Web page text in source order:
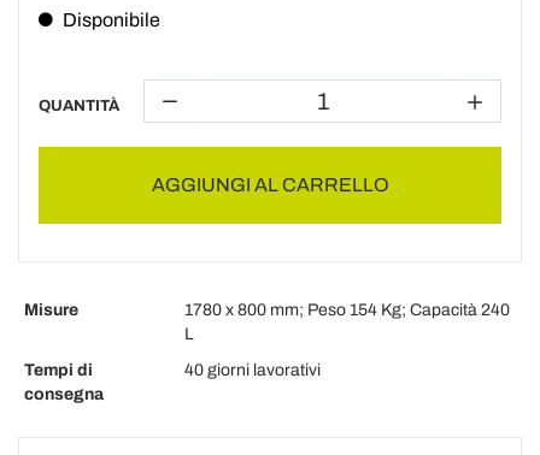
Disponibile
QUANTITÀ
AGGIUNGI AL CARRELLO
Misure
1780 x 800 mm; Peso 154 Kg; Capacità 240
L
Tempi di
consegna
40 giorni lavorativi